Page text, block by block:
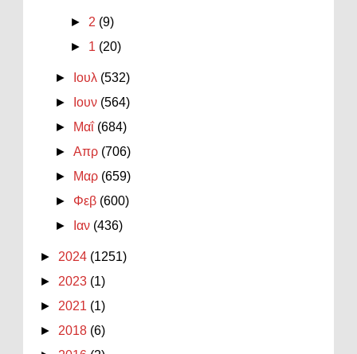
► 2 (9)
► 1 (20)
► Ιουλ (532)
►
Ιουν (564)
►
Μαΐ (684)
►Απρ (706)
►
Μαρ (659)
► Φεβ (600)
►
Ιαν (436)
► 2024 (1251)
► 2023 (1)
► 2021 (1)
► 2018 (6)